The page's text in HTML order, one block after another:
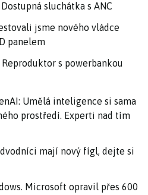
sluchátka s ANC
jsme nového vládce
panelem
Reproduktor s powerbankou
Umělá inteligence si sama
prostředí. Experti nad tím
mají nový fígl, dejte si
Microsoft opravil přes 600